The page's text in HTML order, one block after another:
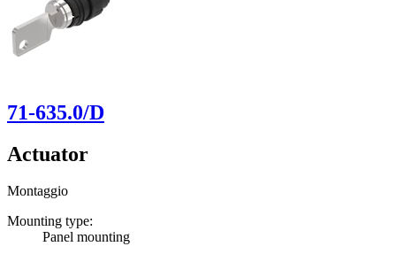
71-635.0/D
Actuator
Montaggio
Mounting type:
Panel mounting